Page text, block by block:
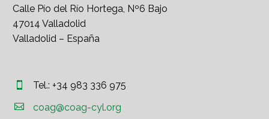
Calle Pío del Río Hortega, Nº6 Bajo
47014 Valladolid
Valladolid – España

 Tel.: +34 983 336 975

 coag@coag-cyl.org